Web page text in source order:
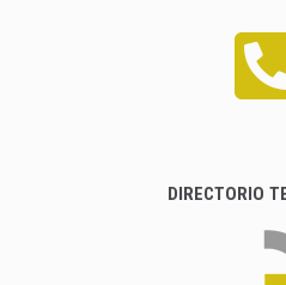
DIRECTORIO